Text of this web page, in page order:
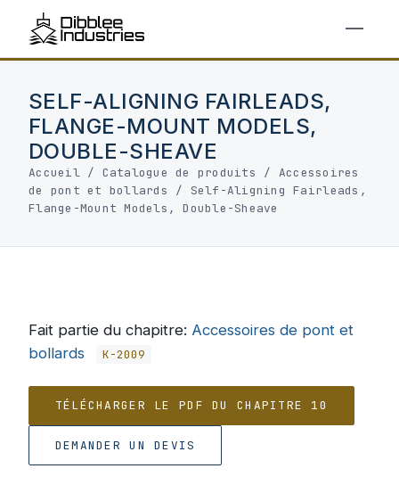
SELF-ALIGNING FAIRLEADS,
FLANGE-MOUNT MODELS,
DOUBLE-SHEAVE
Accueil/ Catalogue de produits / Accessoires
de pont et bollards
/ Self-Aligning Fairleads,
Flange-Mount Models, Double-Sheave
Fait partie du chapitre: Accessoires de pont et
bollards
K-2009
TÉLÉCHARGER LE PDF DU CHAPITRE 10
DEMANDER UN DEVIS